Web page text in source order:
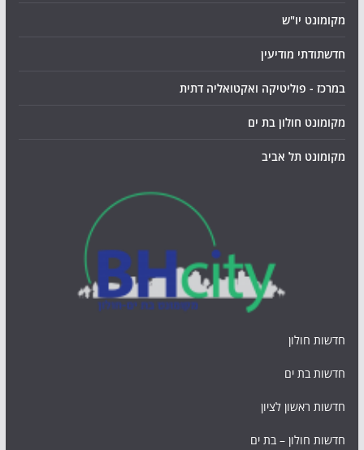
מקומונט יו"ש
חדשתודתי מודיעין
במרכז - פוליטיקה ואקטואליה דתית
מקומונט חולון בת ים
מקומונט תל אביב
חדשות חולון
חדשות בת ים
חדשות ראשון לציון
חדשות חולון – בת ים